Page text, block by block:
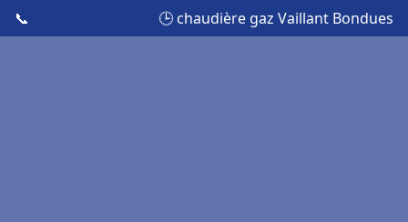
📞 🕒 chaudière gaz Vaillant Bondues